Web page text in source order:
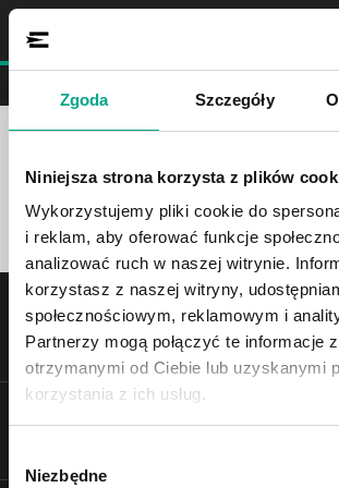
Zgoda Szczegóły
Niniejsza strona korzysta z plików
Wykorzystujemy pliki cookie do
i reklam, aby oferować funkcje
analizować ruch w naszej witrynie.
korzystasz z naszej witryny,
społecznościowym, reklamowym i
Partnerzy mogą połączyć te informacje
otrzymanymi od Ciebie lub uzyskanymi
korzystania z ich usług.
zgody
Niezbędne
0autos
Filter Ergebnisse
Kontaktieren Sie Support
Schreib uns
and Call to